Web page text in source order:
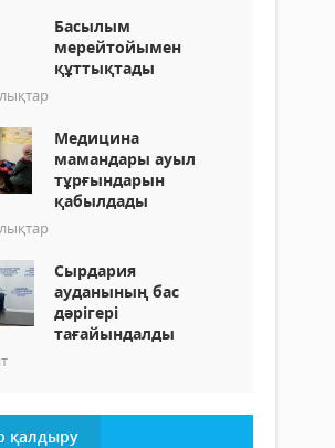
Басылым
мерейтойымен
құттықтады
Медицина
мамандары ауыл
тұрғындарын
қабылдады
Сырдария
ауданының бас
дәрігері
тағайындалды
қалдыру